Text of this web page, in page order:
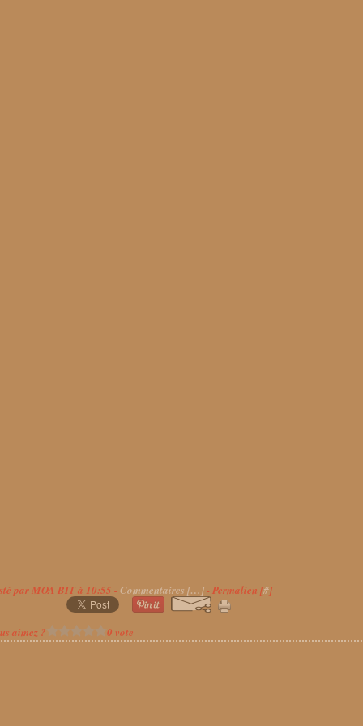
par MOA BIT à 10:55 - Commentaires […]- Permalien [#]
aimez ? 0 vote